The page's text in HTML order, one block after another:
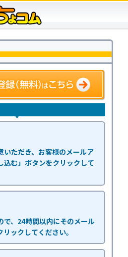
いただき、お客様のメールア
込む」ボタンをクリックして
で、24時間以内にそのメール
ックしてください。